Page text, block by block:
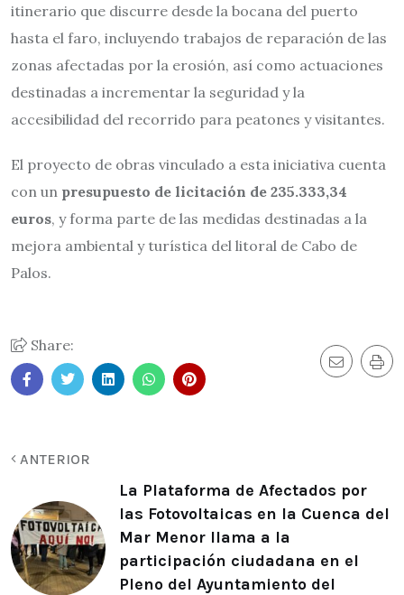
itinerario que discurre desde la bocana del puerto
hasta el faro, incluyendo trabajos de reparación de las
zonas afectadas por la erosión, así como actuaciones
destinadas a incrementar la seguridad y la
accesibilidad del recorrido para peatones y visitantes.
El proyecto de obras vinculado a esta iniciativa cuenta
con un presupuesto de licitación de 235.333,34
euros, y forma parte de las medidas destinadas a la
mejora ambiental y turística del litoral de Cabo de
Palos.
Share:
ANTERIOR
La Plataforma de Afectados por
las Fotovoltaicas en la Cuenca del
Mar Menor llama a la
participación ciudadana en el
Pleno del Ayuntamiento del